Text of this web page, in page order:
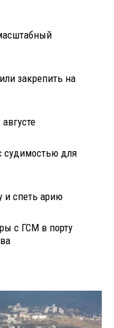
закрепить на
судимостью для
и спеть арию
с ГСМ в порту